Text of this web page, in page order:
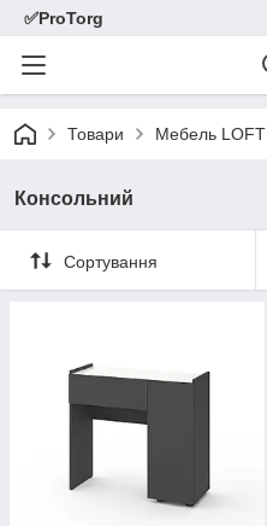
✅ProTorg
Товари Мебель LOFT
Консольний
Сортування